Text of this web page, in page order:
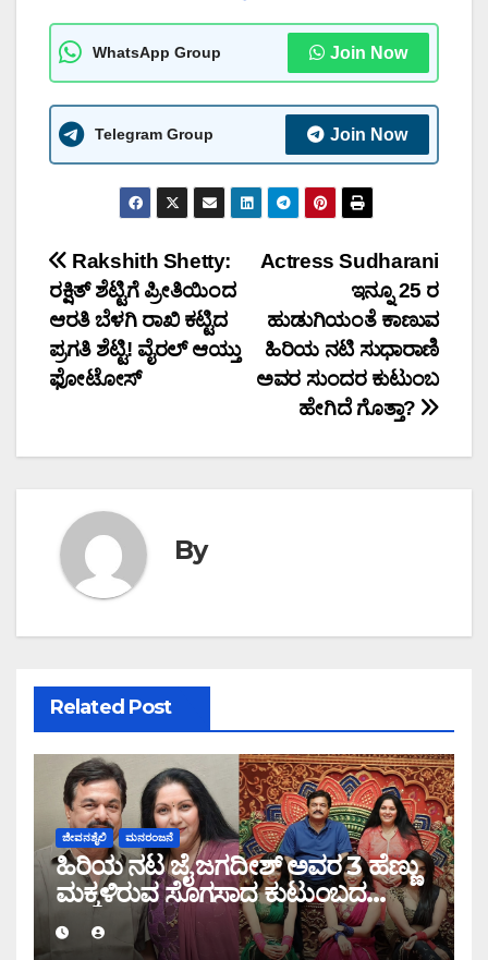
WhatsApp Group Join Now
Telegram Group Join Now
Post
navigation
Actress Sudharani
ಇನ್ನೂ 25 ರ
ಹುಡುಗಿಯಂತೆ ಕಾಣುವ
ಹಿರಿಯ ನಟಿ ಸುಧಾರಾಣಿ
ಅವರ ಸುಂದರ ಕುಟುಂಬ
ಹೇಗಿದೆ ಗೊತ್ತಾ?
Rakshith Shetty:
ರಕ್ಷಿತ್ ಶೆಟ್ಟಿಗೆ ಪ್ರೀತಿಯಿಂದ
ಆರತಿ ಬೆಳಗಿ ರಾಖಿ ಕಟ್ಟಿದ
ಪ್ರಗತಿ ಶೆಟ್ಟಿ! ವೈರಲ್ ಆಯ್ತು
ಫೋಟೋಸ್
By
Related Post
ಜೀವನಶೈಲಿ ಮನರಂಜನೆ
ಹಿರಿಯ ನಟ ಜೈ ಜಗದೀಶ್ ಅವರ 3 ಹೆಣ್ಣು
ಮಕ್ಕಳಿರುವ ಸೊಗಸಾದ ಕುಟುಂಬದ
ಫೋಟೋಸ್ ಇಲ್ಲಿದೆ ನೋಡಿ